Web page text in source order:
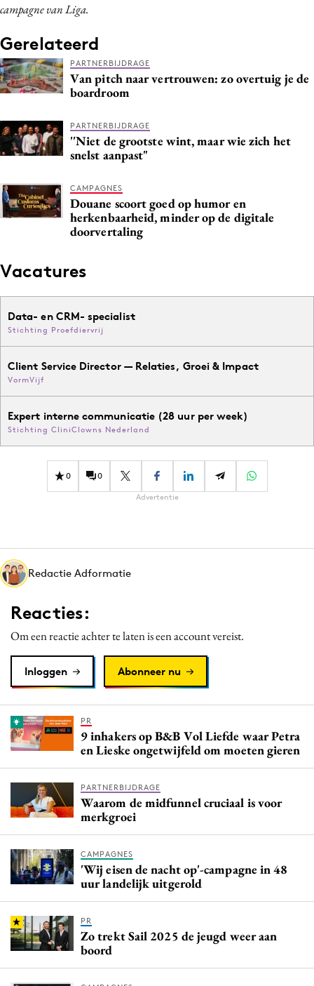
campagne van Liga.
Gerelateerd
PARTNERBIJDRAGE
Van pitch naar vertrouwen: zo overtuig je de
boardroom
PARTNERBIJDRAGE
''Niet de grootste wint, maar wie zich het
snelst aanpast"
CAMPAGNES
Douane scoort goed op humor en
herkenbaarheid, minder op de digitale
doorvertaling
Vacatures
Data- en CRM- specialist
Stichting Proefdiervrij
Client Service Director — Relaties, Groei & Impact
VormVijf
Expert interne communicatie (28 uur per week)
Stichting CliniClowns Nederland
0 0
Advertentie
Redactie Adformatie
Reacties:
Om een reactie achter te laten is een account vereist.
Inloggen Abonneer nu
PR
9 inhakers op B&B Vol Liefde waar Petra
en Lieske ongetwijfeld om moeten gieren
PARTNERBIJDRAGE
Waarom de midfunnel cruciaal is voor
merkgroei
CAMPAGNES
'Wij eisen de nacht op'-campagne in 48
uur landelijk uitgerold
PR
Zo trekt Sail 2025 de jeugd weer aan
boord